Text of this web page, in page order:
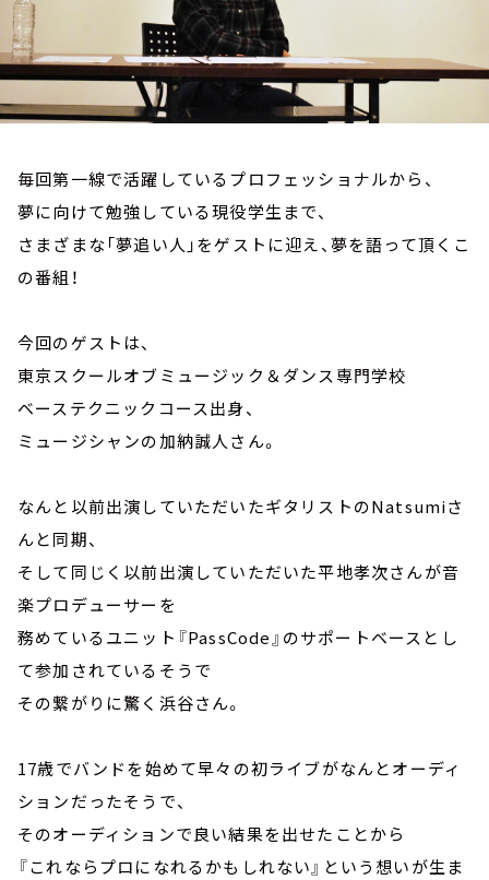
毎回第一線で活躍しているプロフェッショナルから、
夢に向けて勉強している現役学生まで、
さまざまな「夢追い人」をゲストに迎え、夢を語って頂くこ
の番組！
今回のゲストは、
東京スクールオブミュージック＆ダンス専門学校
ベーステクニックコース出身、
ミュージシャンの加納誠人さん。
なんと以前出演していただいたギタリストのNatsumiさ
んと同期、
そして同じく以前出演していただいた平地孝次さんが音
楽プロデューサーを
務めているユニット『PassCode』のサポートベースとし
て参加されているそうで
その繋がりに驚く浜谷さん。
17歳でバンドを始めて早々の初ライブがなんとオーディ
ションだったそうで、
そのオーディションで良い結果を出せたことから
『これならプロになれるかもしれない』という想いが生ま